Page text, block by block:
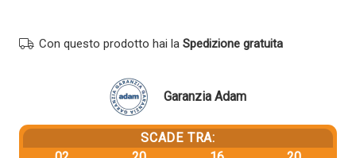
quantità
Con questo prodotto hai la Spedizione gratuita
Garanzia Adam
SCADE TRA: